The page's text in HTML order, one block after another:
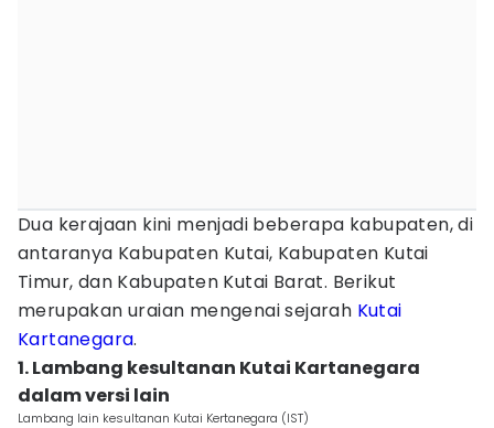
Dua kerajaan kini menjadi beberapa kabupaten, di
antaranya Kabupaten Kutai, Kabupaten Kutai
Timur, dan Kabupaten Kutai Barat. Berikut
merupakan uraian mengenai sejarah Kutai
Kartanegara.
1. Lambang kesultanan Kutai Kartanegara
dalam versi lain
Lambang lain kesultanan Kutai Kertanegara (IST)